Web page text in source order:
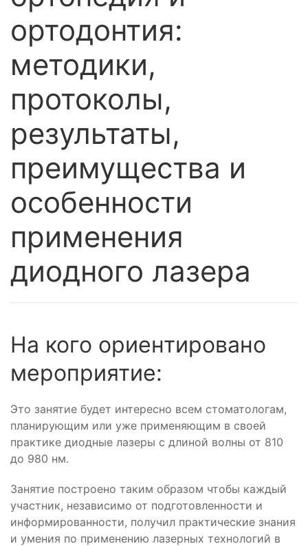
ортодонтия:
методики,
протоколы,
результаты,
преимущества и
особенности
применения
диодного лазера
На кого ориентировано
мероприятие:
Это занятие будет интересно всем стоматологам,
планирующим или уже применяющим в своей
практике диодные лазеры с длиной волны от 810
до 980 нм.
Занятие построено таким образом чтобы каждый
участник, независимо от подготовленности и
информированности, получил практические знания
и умения по применению лазерных технологий в